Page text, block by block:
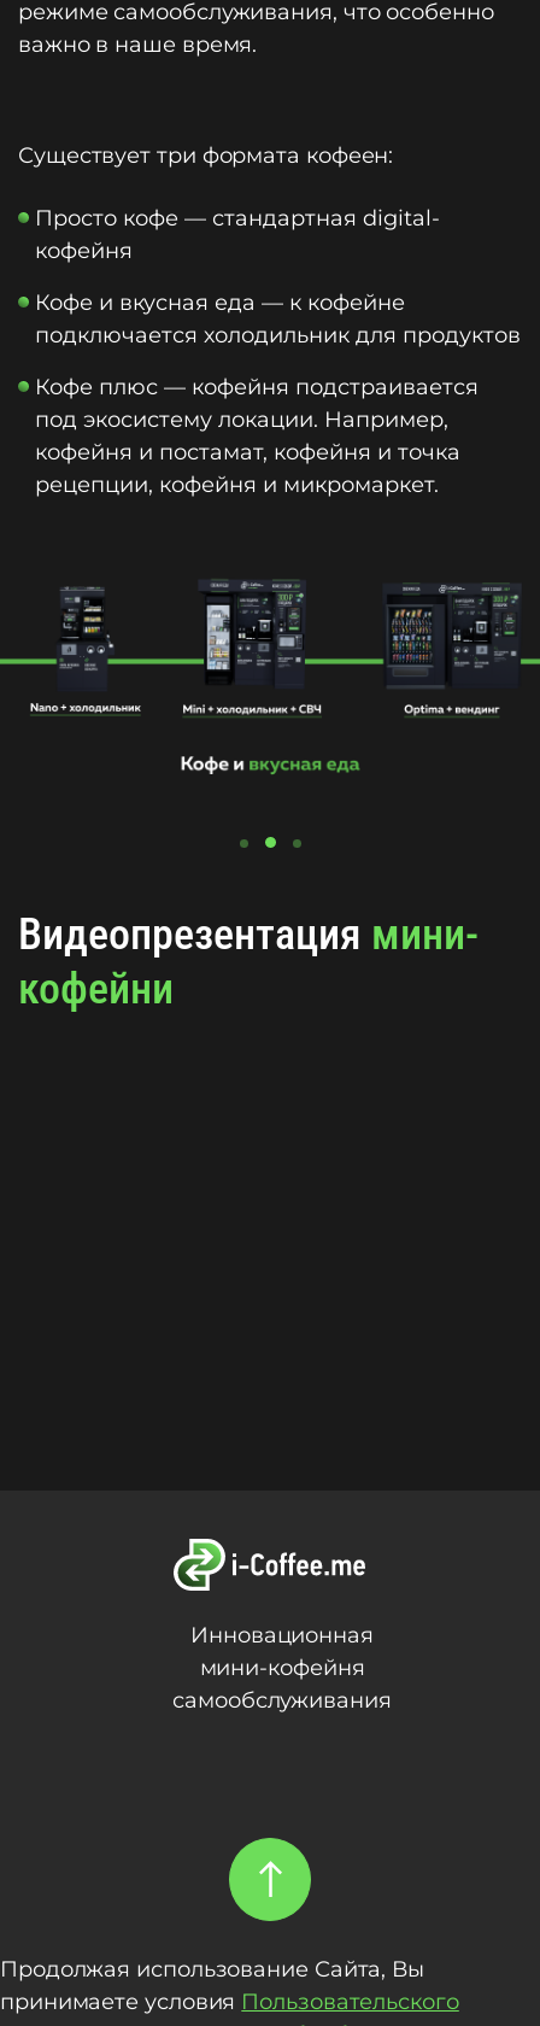
режиме самообслуживания, что особенно
важно в наше время.
Существует три формата кофеен:
Просто кофе — стандартная digital-
кофейня
Кофе и вкусная еда — к кофейне
подключается холодильник для продуктов
Кофе плюс — кофейня подстраивается
под экосистему локации. Например,
кофейня и постамат, кофейня и точка
рецепции, кофейня и микромаркет.
Видеопрезентация мини-
кофейни
Инновационная
мини-кофейня
самообслуживания
Продолжая использование Сайта, Вы
принимаете условия Пользовательского